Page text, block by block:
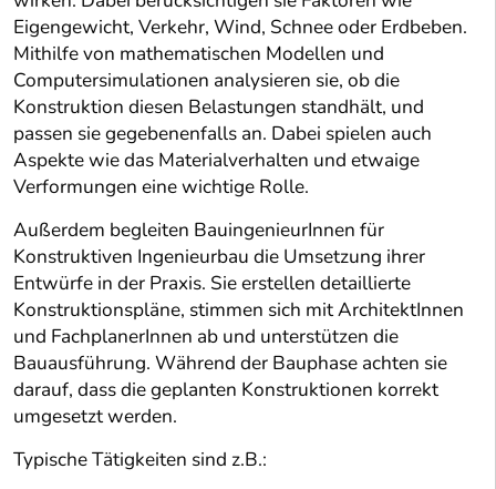
Eigengewicht, Verkehr, Wind, Schnee oder Erdbeben.
Mithilfe von mathematischen Modellen und
Computersimulationen analysieren sie, ob die
Konstruktion diesen Belastungen standhält, und
passen sie gegebenenfalls an. Dabei spielen auch
Aspekte wie das Materialverhalten und etwaige
Verformungen eine wichtige Rolle.
Außerdem begleiten BauingenieurInnen für
Konstruktiven Ingenieurbau die Umsetzung ihrer
Entwürfe in der Praxis. Sie erstellen detaillierte
Konstruktionspläne, stimmen sich mit ArchitektInnen
und FachplanerInnen ab und unterstützen die
Bauausführung. Während der Bauphase achten sie
darauf, dass die geplanten Konstruktionen korrekt
umgesetzt werden.
Typische Tätigkeiten sind z.B.: